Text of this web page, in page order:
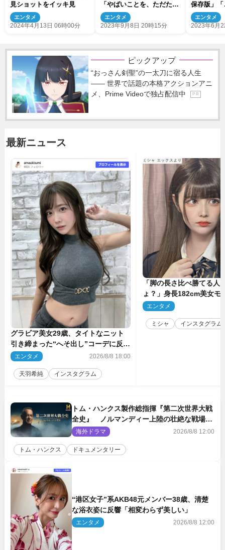
見ショットをイッキ見
エンタメ
2024年4月13日 06時00分
「やばいことを、ただただ
したい」
エンタメ
2023年9月8日 20時15分
保存版」
とファン感
エンタメ
2023年6月
ピックアップ
“おっさん剣聖”の一太刀に宿る人生
―― 世界で話題の本格アクションアニ
メ、Prime Videoで独占配信中
P R
最新ニュース
グラビア美女29歳、タイトなニット
引き締まった“へそ出し”コーデに反響
「可愛い過ぎる」
エンタメ 2026/8/8 18:00
天羽希純 インスタグラム
「脚の長さ比べ勝てる人
ょ？」身長182cm美女モ
のプロポーションにネッ
エンタメ
ミシャ インスタグラム
トム・ハンクス製作総指揮『第二次世界大戦
全史』 ノルマンディー上陸の壮絶な戦場を
収めた特別映像解禁
海外ドラマ 2026/8/8 12:00
トム・ハンクス ドキュメンタリー
“港区女子”系AKB48元メンバー38歳、清楚
な浴衣姿に反響「相変わらず美しい」
エンタメ 2026/8/8 12:00